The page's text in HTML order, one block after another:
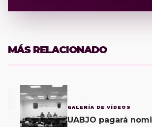
MÁS RELACIONADO
GALERÍA DE VÍDEOS
UABJO pagará